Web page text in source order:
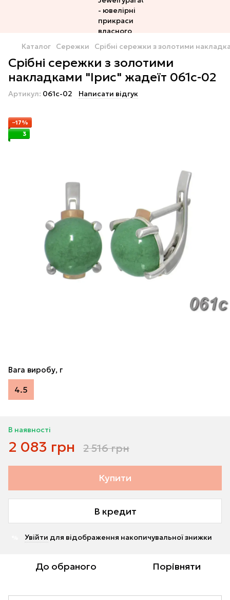
Каталог Сережки Срібні сережки з золотими
Срібні сережки з золотими
накладками "Ірис" жадеїт 061с-02
Артикул: 061с-02 Написати відгук
−17%
3
Вага виробу, г
4.5
В наявності
2 083 грн 2 516 грн
Купити
В кредит
Увійти для відображення накопичувальної знижки
До обраного Порівняти